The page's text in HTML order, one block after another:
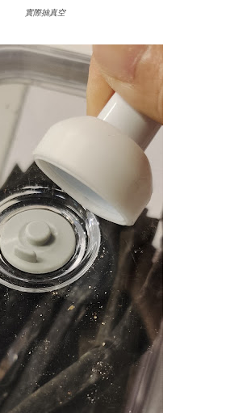
實際抽真空